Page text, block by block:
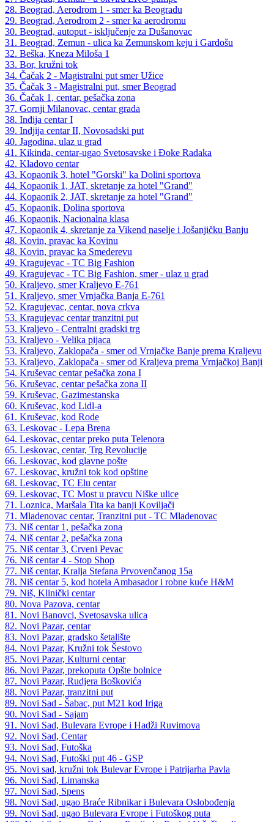
28. Beograd, Aerodrom 1 - smer ka Beogradu
29. Beograd, Aerodrom 2 - smer ka aerodromu
30. Beograd, autoput - isključenje za Dušanovac
31. Beograd, Zemun - ulica ka Zemunskom keju i Gardošu
32. Beška, Kneza Miloša 1
33. Bor, kružni tok
34. Čačak 2 - Magistralni put smer Užice
35. Čačak 3 - Magistralni put, smer Beograd
36. Čačak 1, centar, pešačka zona
37. Gornji Milanovac, centar grada
38. Inđija centar I
39. Indjija centar II, Novosadski put
40. Jagodina, ulaz u grad
41. Kikinda, centar-ugao Svetosavske i Đoke Radaka
42. Kladovo centar
43. Kopaonik 3, hotel "Gorski" ka Dolini sportova
44. Kopaonik 1, JAT, skretanje za hotel "Grand"
44. Kopaonik 2, JAT, skretanje za hotel "Grand"
45. Kopaonik, Dolina sportova
46. Kopaonik, Nacionalna klasa
47. Kopaonik 4, skretanje za Vikend naselje i Jošanjičku Banju
48. Kovin, pravac ka Kovinu
48. Kovin, pravac ka Smederevu
49. Kragujevac - TC Big Fashion
49. Kragujevac - TC Big Fashion, smer - ulaz u grad
50. Kraljevo, smer Kraljevo E-761
51. Kraljevo, smer Vrnjačka Banja E-761
52. Kragujevac, centar, nova crkva
53. Kragujevac centar tranzitni put
53. Kraljevo - Centralni gradski trg
53. Kraljevo - Velika pijaca
53. Kraljevo, Zaklopača - smer od Vrnjačke Banje prema Kraljevu
53. Kraljevo, Zaklopača - smer od Kraljeva prema Vrnjačkoj Banji
54. Kruševac centar pešačka zona I
56. Kruševac, centar pešačka zona II
59. Kruševac, Gazimestanska
60. Kruševac, kod Lidl-a
61. Kruševac, kod Rode
63. Leskovac - Lepa Brena
64. Leskovac, centar preko puta Telenora
65. Leskovac, centar, Trg Revolucije
66. Leskovac, kod glavne pošte
67. Leskovac, kružni tok kod opštine
68. Leskovac, TC Elu centar
69. Leskovac, TC Most u pravcu Niške ulice
71. Loznica, Maršala Tita ka banji Koviljači
71. Mladenovac centar, Tranzitni put - TC Mladenovac
73. Niš centar 1, pešačka zona
74. Niš centar 2, pešačka zona
75. Niš centar 3, Crveni Pevac
76. Niš centar 4 - Stop Shop
77. Niš centar, Kralja Stefana Prvovenčanog 15a
78. Niš centar 5, kod hotela Ambasador i robne kuće H&M
79. Niš, Klinički centar
80. Nova Pazova, centar
81. Novi Banovci, Svetosavska ulica
82. Novi Pazar, centar
83. Novi Pazar, gradsko šetalište
84. Novi Pazar, Kružni tok Šestovo
85. Novi Pazar, Kulturni centar
86. Novi Pazar, prekoputa Opšte bolnice
87. Novi Pazar, Rudjera Boškovića
88. Novi Pazar, tranzitni put
89. Novi Sad - Šabac, put M21 kod Iriga
90. Novi Sad - Sajam
91. Novi Sad, Bulevara Evrope i Hadži Ruvimova
92. Novi Sad, Centar
93. Novi Sad, Futoška
94. Novi Sad, Futoški put 46 - GSP
95. Novi sad, kružni tok Bulevar Evrope i Patrijarha Pavla
96. Novi Sad, Limanska
97. Novi Sad, Spens
98. Novi Sad, ugao Braće Ribnikar i Bulevara Oslobođenja
99. Novi Sad, ugao Bulevara Evrope i Futoškog puta